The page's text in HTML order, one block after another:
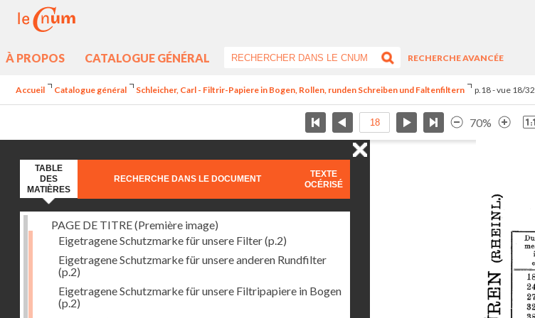
À PROPOS CATALOGUE GÉNÉRAL
RECHERCHE AVANCÉE
Accueil Catalogue général Schleicher, Carl - Filtrir-Papiere in Bogen, Rollen, runden Schreiben und Faltenfiltern p.18 - vue 18/32
70%
TABLE
DES
MATIÈRES
RECHERCHE DANS LE DOCUMENT
TEXTE
OCÉRISÉ
PAGE DE TITRE (Première image)
Eigetragene Schutzmarke für unsere Filter(p.2)
Eigetragene Schutzmarke für unsere anderen Rundfilter
(p.2)
Eigetragene Schutzmarke für unsere Filtripapiere in Bogen
(p.2)